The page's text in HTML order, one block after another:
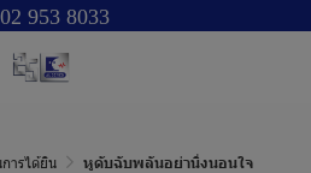
02 953 8033
ารได้ยิน หูดับฉับพลันอย่านิ่งนอนใจ